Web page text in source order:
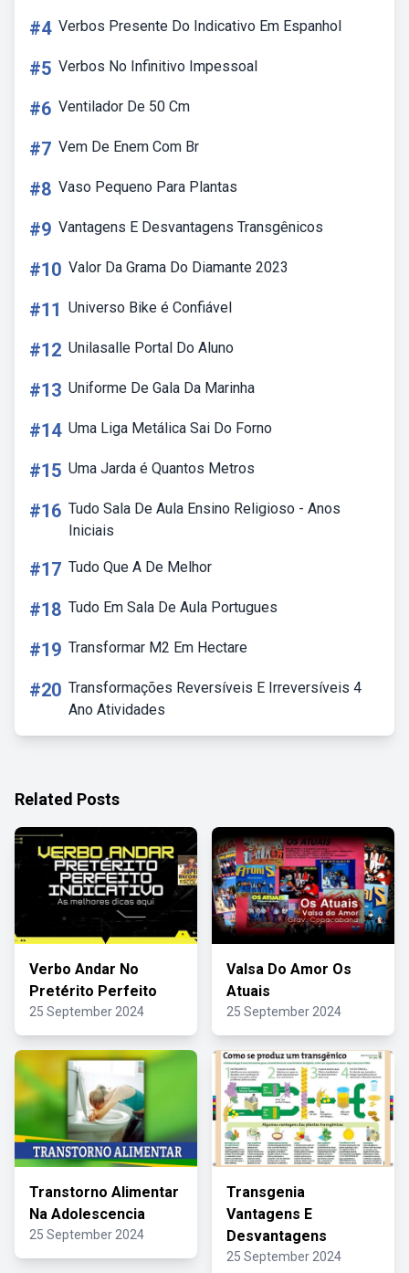
#4 Verbos Presente Do Indicativo Em Espanhol
#5 Verbos No Infinitivo Impessoal
#6 Ventilador De 50 Cm
#7 Vem De Enem Com Br
#8 Vaso Pequeno Para Plantas
#9 Vantagens E Desvantagens Transgênicos
#10 Valor Da Grama Do Diamante 2023
#11 Universo Bike é Confiável
#12 Unilasalle Portal Do Aluno
#13 Uniforme De Gala Da Marinha
#14 Uma Liga Metálica Sai Do Forno
#15 Uma Jarda é Quantos Metros
#16 Tudo Sala De Aula Ensino Religioso - Anos
Iniciais
#17 Tudo Que A De Melhor
#18 Tudo Em Sala De Aula Portugues
#19 Transformar M2 Em Hectare
#20 Transformações Reversíveis E Irreversíveis 4
Ano Atividades
Related Posts
Verbo Andar No
Pretérito Perfeito
25 September 2024
Valsa Do Amor Os
Atuais
25 September 2024
Transtorno Alimentar
Na Adolescencia
25 September 2024
Transgenia
Vantagens E
Desvantagens
25 September 2024